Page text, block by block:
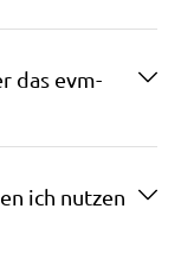
das evm-
ich nutzen